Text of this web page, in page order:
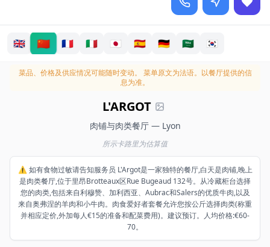
🇬🇧 🇨🇳 🇫🇷 🇮🇹 🇯🇵 🇪🇸 🇩🇪 🇸🇦 🇰🇷
菜品、价格及供应情况可能随时变动。
菜单原文为法语。以餐厅提供的信
息为准。
L'ARGOT
肉铺与肉类餐厅 — Lyon
所示卡路里为估算值
⚠️ 如有食物过敏请告知服务员 L'Argot是一家独特的餐厅,白天是肉铺,晚上
是肉类餐厅,位于里昂Brotteaux区Rue Bugeaud 132号。从冷藏柜台选择
您的肉类,包括来自利穆赞、加利西亚、Aubrac和Salers的优质牛肉,以及
来自奥弗涅的羊肉和小牛肉。肉食爱好者套餐允许您按公斤选择肉类(称重
并相应定价,外加每人€15的准备和配菜费用)。建议预订。人均价格:€60-
70。